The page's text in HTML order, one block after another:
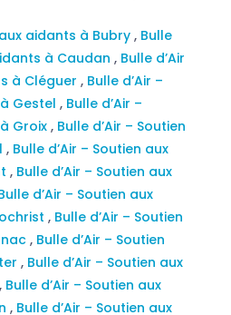
aidants à Bubry , Bulle
à Caudan , Bulle d’Air
à Cléguer , Bulle d’Air –
Gestel , Bulle d’Air –
Groix , Bulle d’Air – Soutien
, Bulle d’Air – Soutien aux
, Bulle d’Air – Soutien aux
d’Air – Soutien aux
, Bulle d’Air – Soutien
, Bulle d’Air – Soutien
, Bulle d’Air – Soutien aux
, Bulle d’Air – Soutien aux
, Bulle d’Air – Soutien aux